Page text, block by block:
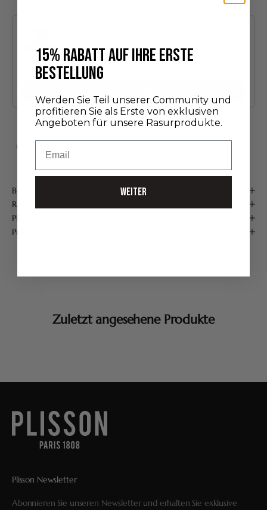
Entdeckungsedition
24,00 €
Beschreibung
Ratschläge zur Verwendung
Pflege
Produktdetails
Zuletzt angesehene Produkte
Plisson Newsletter
Abonnieren Sie unseren Newsletter und erhalten Sie exklusive
15% RABATT AUF IHRE ERSTE
BESTELLUNG
Werden Sie Teil unserer Community und
profitieren Sie als Erste von exklusiven
Angeboten für unsere Rasurprodukte.
WEITER